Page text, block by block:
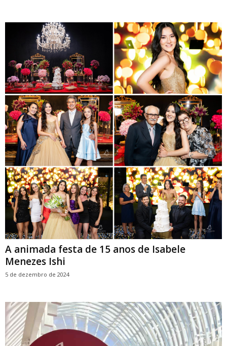
A animada festa de 15 anos de Isabele
Menezes Ishi
5 de dezembro de 2024